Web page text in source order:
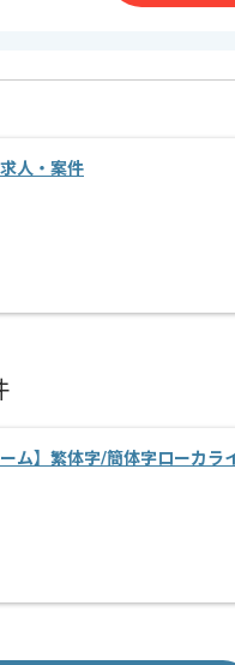
人・案件
ム】繁体字/簡体字ローカラ